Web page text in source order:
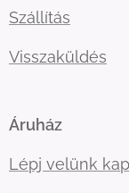
Szállítás
Visszaküldés
Áruház
Lépj velünk